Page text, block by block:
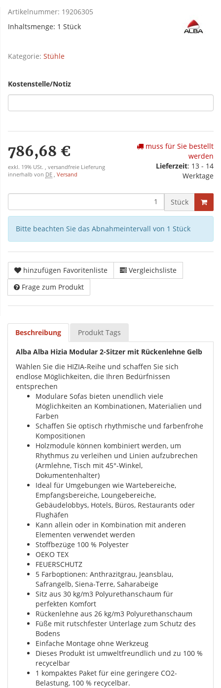
Artikelnummer: 19206305
Inhaltsmenge: 1 Stück
Kategorie: Stühle
Kostenstelle/Notiz
786,68 €
exkl. 19% USt. , versandfreie Lieferung
innerhalb von DE , Versand
muss für Sie bestellt
werden
Lieferzeit: 13 - 14
Werktage
Stück
Bitte beachten Sie das Abnahmeintervall von 1 Stück
hinzufügen Favoritenliste
Vergleichsliste
Frage zum Produkt
Beschreibung Produkt Tags
Alba Alba Hizia Modular 2-Sitzer mit Rückenlehne Gelb
Wählen Sie die HIZIA-Reihe und schaffen Sie sich
endlose Möglichkeiten, die Ihren Bedürfnissen
entsprechen
Modulare Sofas bieten unendlich viele
Möglichkeiten an Kombinationen, Materialien und
Farben
Schaffen Sie optisch rhythmische und farbenfrohe
Kompositionen
Holzmodule können kombiniert werden, um
Rhythmus zu verleihen und Linien aufzubrechen
(Armlehne, Tisch mit 45°-Winkel,
Dokumentenhalter)
Ideal für Umgebungen wie Wartebereiche,
Empfangsbereiche, Loungebereiche,
Gebäudelobbys, Hotels, Büros, Restaurants oder
Flughäfen
Kann allein oder in Kombination mit anderen
Elementen verwendet werden
Stoffbezüge 100 % Polyester
OEKO TEX
FEUERSCHUTZ
5 Farboptionen: Anthrazitgrau, Jeansblau,
Safrangelb, Siena-Terre, Saharabeige
Sitz aus 30 kg/m3 Polyurethanschaum für
perfekten Komfort
Rückenlehne aus 26 kg/m3 Polyurethanschaum
Füße mit rutschfester Unterlage zum Schutz des
Bodens
Einfache Montage ohne Werkzeug
Dieses Produkt ist umweltfreundlich und zu 100 %
recycelbar
1 kompaktes Paket für eine geringere CO2-
Belastung, 100 % recycelbar.